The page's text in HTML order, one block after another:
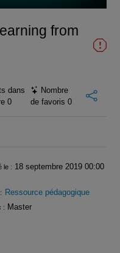
from
dans
0
Nombre
de favoris 0
le : 18 septembre 2019 00:00
Ressource pédagogique
: Master